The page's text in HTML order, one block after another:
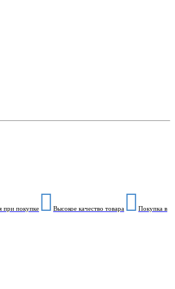
при покупке Высокое качество товара
Покупка в